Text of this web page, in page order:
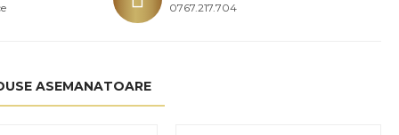
0767.217.704
ASEMANATOARE